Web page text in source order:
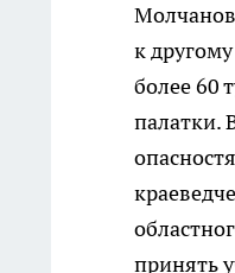
к
более 60
палатки.
принять